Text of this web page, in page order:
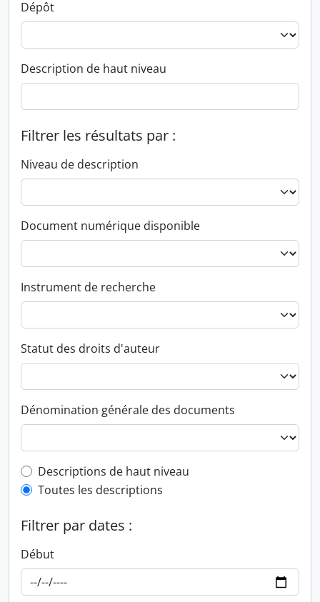
Dépôt
Description de haut niveau
Filtrer les résultats par :
Niveau de description
Document numérique disponible
Instrument de recherche
Statut des droits d'auteur
Dénomination générale des documents
Top-level description filter
Descriptions de haut niveau
Toutes les descriptions
Filtrer par dates :
Début